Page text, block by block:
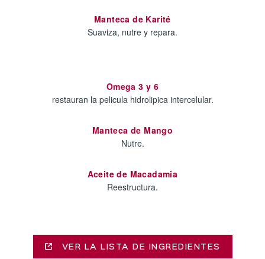
Manteca de Karité
Suaviza, nutre y repara.
Omega 3 y 6
restauran la pelicula hidrolipica intercelular.
Manteca de Mango
Nutre.
Aceite de Macadamia
Reestructura.
VER LA LISTA DE INGREDIENTES